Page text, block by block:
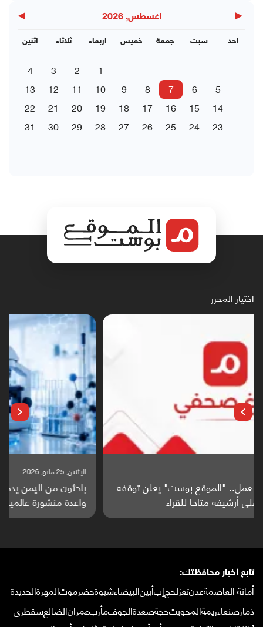
◀ اغسطس, 2026 ▶
اثنين ثلاثاء اربعاء خميس جمعة سبت احد
1
2
3
4
5
6
7
8
9
10
11
12
13
14
15
16
17
18
19
20
21
22
23
24
25
26
27
28
29
30
31
اختيار المحرر
باحثون من اليمن يدخلون سباق أبحاث ألزهايمر بدراسة
واعدة منشورة عالميا (ترجمة)
تابع أخبار محافظتك:
أمانة العاصمةعدنتعزلحجإبأبينالبيضاءشبوةحضرموتالمهرةالحديدة
ذمارصنعاءريمةالمحويتحجةصعدةالجوفمأربعمرانالضالعسقطرى